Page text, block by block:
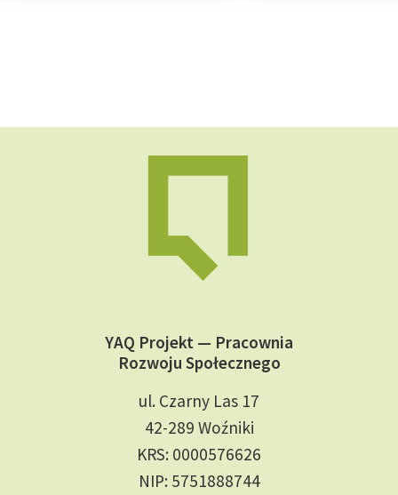
YAQ Projekt — Pracownia
Rozwoju Społecznego
ul. Czarny Las 17
42-289 Woźniki
KRS: 0000576626
NIP: 5751888744